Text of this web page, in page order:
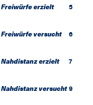
Freiwürfe erzielt 5
Freiwürfe versucht 6
Nahdistanz erzielt 7
Nahdistanz versucht 9